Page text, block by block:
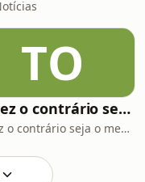
TO
talvez o contrário seja o mesmo
talvez o contrário seja o mesmo